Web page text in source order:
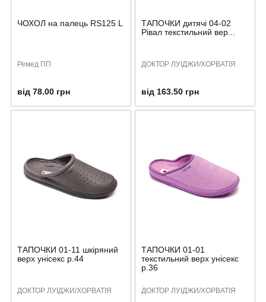
ЧОХОЛ на палець RS125 L
Ремед ПП
від 78.00 грн
ТАПОЧКИ дитячі 04-02
Рівал текстильний вер...
ДОКТОР ЛУІДЖИ/ХОРВАТІЯ
від 163.50 грн
ТАПОЧКИ 01-11 шкіряний
верх унісекс р.44
ДОКТОР ЛУІДЖИ/ХОРВАТІЯ
ТАПОЧКИ 01-01
текстильний верх унісекс
р.36
ДОКТОР ЛУІДЖИ/ХОРВАТІЯ